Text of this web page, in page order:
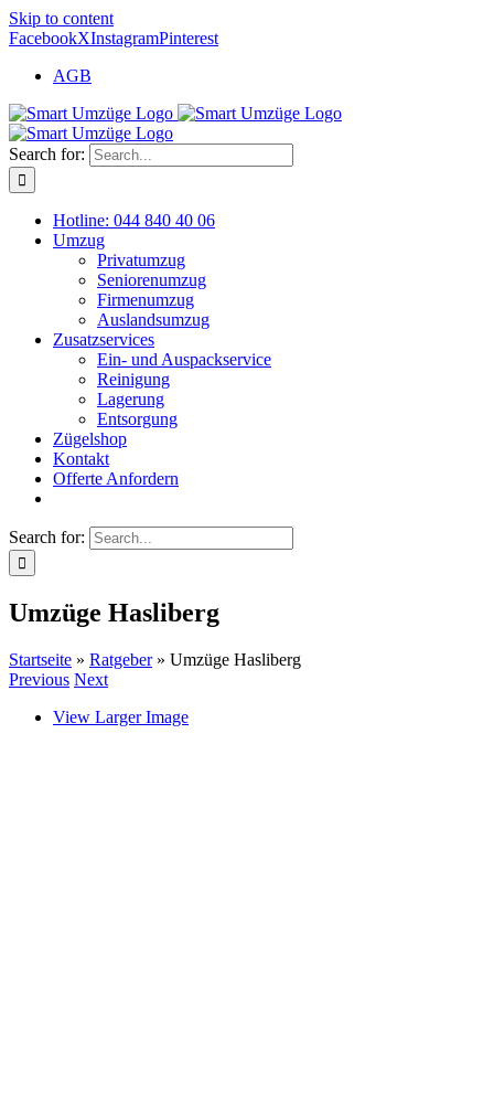
Skip to content
FacebookXInstagramPinterest
AGB
Search for:
Hotline: 044 840 40 06
Umzug
Privatumzug
Seniorenumzug
Firmenumzug
Auslandsumzug
Zusatzservices
Ein- und Auspackservice
Reinigung
Lagerung
Entsorgung
Zügelshop
Kontakt
Offerte Anfordern
Search for:
Umzüge Hasliberg
Startseite » Ratgeber» Umzüge Hasliberg
Previous Next
View Larger Image